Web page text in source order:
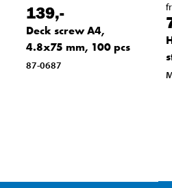
139,-
Deck screw A4,
4.8x75 mm, 100 pcs
87-0687